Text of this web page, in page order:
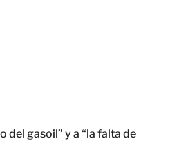
del gasoil” y a “la falta de